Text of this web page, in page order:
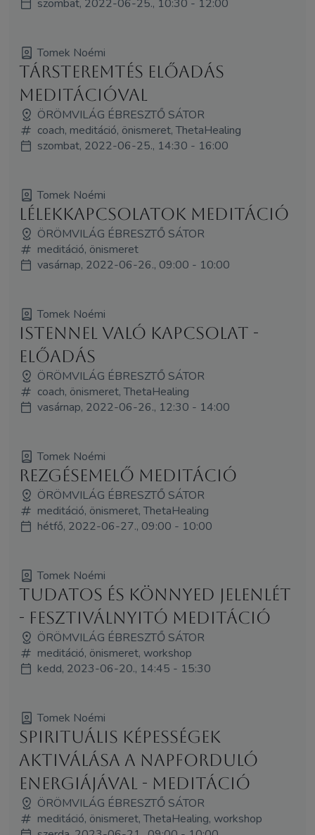
szombat, 2022-06-25., 10:30 - 12:00
Tomek Noémi
Társteremtés előadás
meditációval
ÖRÖMVILÁG ÉBRESZTŐ SÁTOR
coach, meditáció, önismeret, ThetaHealing
szombat, 2022-06-25., 14:30 - 16:00
Tomek Noémi
Lélekkapcsolatok meditáció
ÖRÖMVILÁG ÉBRESZTŐ SÁTOR
meditáció, önismeret
vasárnap, 2022-06-26., 09:00 - 10:00
Tomek Noémi
Istennel való kapcsolat -
előadás
ÖRÖMVILÁG ÉBRESZTŐ SÁTOR
coach, önismeret, ThetaHealing
vasárnap, 2022-06-26., 12:30 - 14:00
Tomek Noémi
Rezgésemelő meditáció
ÖRÖMVILÁG ÉBRESZTŐ SÁTOR
meditáció, önismeret, ThetaHealing
hétfő, 2022-06-27., 09:00 - 10:00
Tomek Noémi
Tudatos és könnyed jelenlét
- fesztiválnyitó meditáció
ÖRÖMVILÁG ÉBRESZTŐ SÁTOR
meditáció, önismeret, workshop
kedd, 2023-06-20., 14:45 - 15:30
Tomek Noémi
Spirituális képességek
aktiválása a Napforduló
energiájával - meditáció
ÖRÖMVILÁG ÉBRESZTŐ SÁTOR
meditáció, önismeret, ThetaHealing, workshop